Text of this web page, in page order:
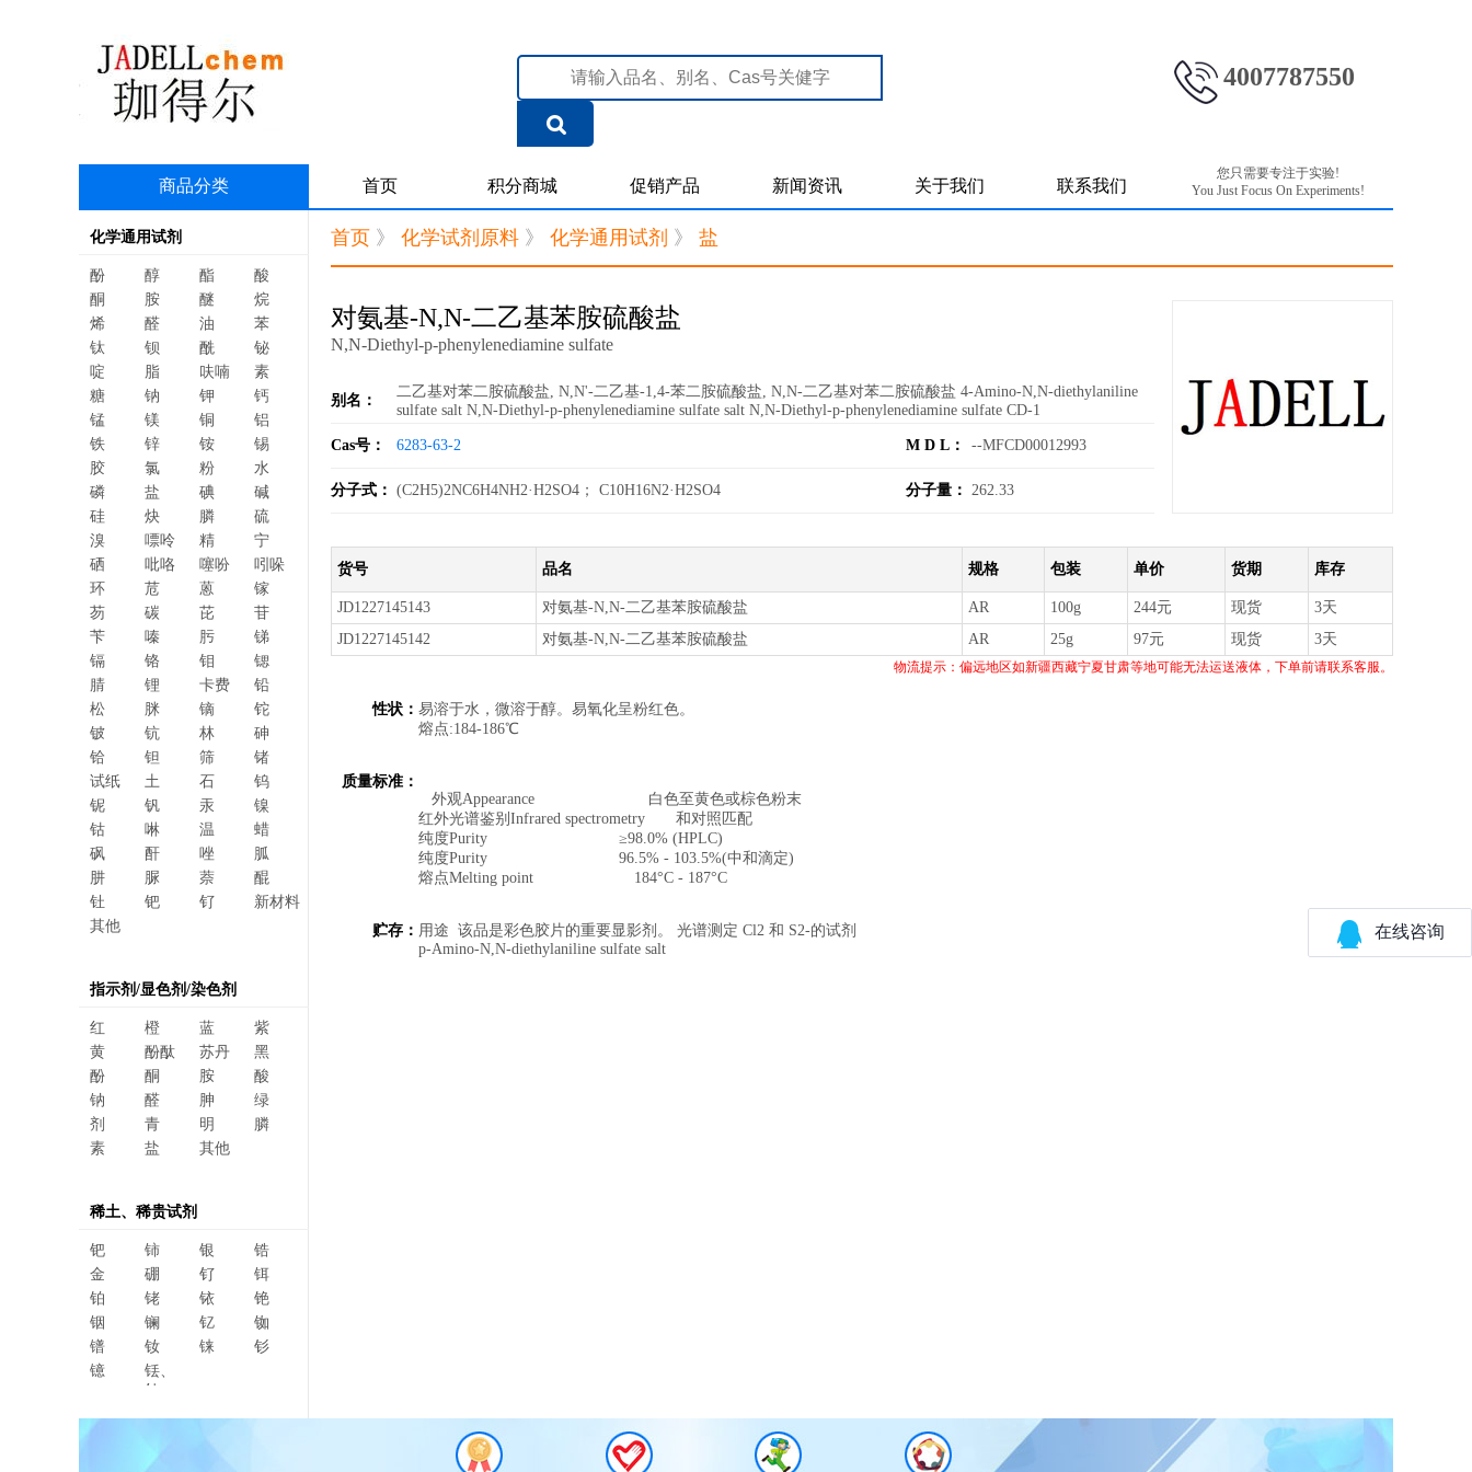
4007787550
商品分类 首页 积分商城 促销产品 新闻资讯 关于我们 联系我们
您只需要专注于实验!
You Just Focus On Experiments!
化学通用试剂
酚 醇 酯
酸
酮
胺 醚
烷
烯
醛 油
苯
钛
钡 酰
铋
啶
脂 呋喃
素
糖
钠 钾
钙
锰
镁 铜
铝
铁
锌 铵
锡
胶
氯 粉
水
磷
盐 碘
碱
硅
炔 膦
硫
溴
嘌呤 精
宁
硒
吡咯 噻吩
吲哚
环
苊 蒽
镓
芴
碳 芘
苷
苄
嗪 肟
锑
镉
铬 钼
锶
腈
锂 卡费
铅
松
脒 镝
铊
铍
钪 林
砷
铪
钽 筛
锗
试纸
土 石
钨
铌
钒 汞
镍
钴
啉 温
蜡
砜
酐 唑
胍
肼
脲 萘
醌
钍
钯 钌
新材料
其他
指示剂/显色剂/染色剂
红 橙 蓝
紫
黄
酚酞 苏丹
黑
酚
酮 胺
酸
钠
醛 胂
绿
剂
青 明
膦
素
盐 其他
稀土、稀贵试剂
钯 铈 银
锆
金
硼 钌
铒
铂
铑 铱
铯
铟
镧 钇
铷
镨
钕 铼
钐
镱
铥、
钆、
首页 》 化学试剂原料 》 化学通用试剂 》 盐
对氨基-N,N-二乙基苯胺硫酸盐
N,N-Diethyl-p-phenylenediamine sulfate
别名：
二乙基对苯二胺硫酸盐, N,N'-二乙基-1,4-苯二胺硫酸盐, N,N-二乙基对苯二胺硫酸盐 4-Amino-N,N-diethylaniline
sulfate salt N,N-Diethyl-p-phenylenediamine sulfate salt N,N-Diethyl-p-phenylenediamine sulfate CD-1
Cas号： 6283-63-2 M D L： --MFCD00012993
分子式： (C2H5)2NC6H4NH2·H2SO4； C10H16N2·H2SO4 分子量： 262.33
货号 品名 规格 包装 单价 货期 库存
JD1227145143 对氨基-N,N-二乙基苯胺硫酸盐 AR 100g 244元 现货
3天
JD1227145142
对氨基-N,N-二乙基苯胺硫酸盐 AR 25g 97元 现货 3天
物流提示：偏远地区如新疆西藏宁夏甘肃等地可能无法运送液体，下单前请联系客服。
性状： 易溶于水，微溶于醇。易氧化呈粉红色。
熔点:184-186℃
质量标准：
外观Appearance 白色至黄色或棕色粉末
红外光谱鉴别Infrared spectrometry 和对照匹配
纯度Purity ≥98.0% (HPLC)
纯度Purity 96.5% - 103.5%(中和滴定)
熔点Melting point 184°C - 187°C
贮存： 用途 该品是彩色胶片的重要显影剂。 光谱测定 Cl2 和 S2-的试剂
p-Amino-N,N-diethylaniline sulfate salt